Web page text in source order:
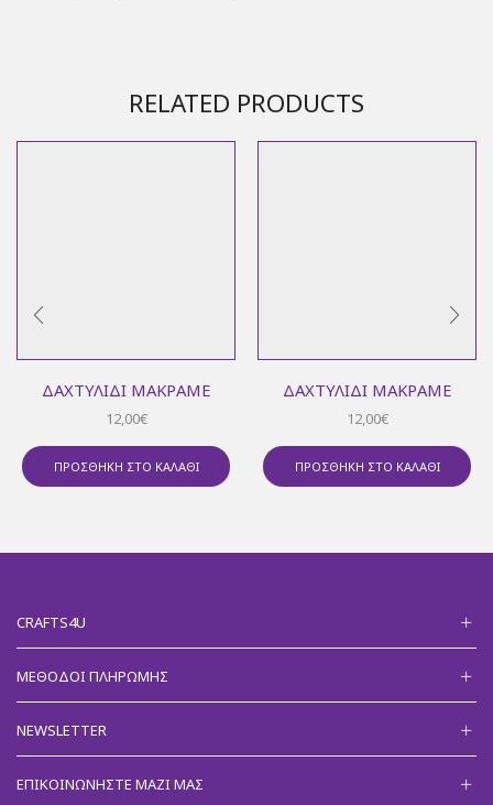
RELATED PRODUCTS
ΔΑΧΤΥΛΊΔΙ ΜΑΚΡΑΜΈ
12,00€
ΠΡΟΣΘΉΚΗ ΣΤΟ ΚΑΛΆΘΙ
ΔΑΧΤΥΛΊΔΙ ΜΑΚΡΑΜΈ
12,00€
ΠΡΟΣΘΉΚΗ ΣΤΟ ΚΑΛΆΘΙ
CRAFTS4U
ΜΈΘΟΔΟΙ ΠΛΗΡΩΜΉΣ
NEWSLETTER
ΕΠΙΚΟΙΝΩΝΉΣΤΕ ΜΑΖΊ ΜΑΣ